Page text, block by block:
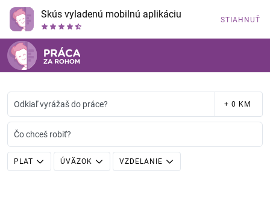
Skús vyladenú mobilnú aplikáciu STIAHNUŤ
Odkiaľ vyrážaš do práce? + 0 KM
Čo chceš robiť?
PLAT ÚVÄZOK VZDELANIE